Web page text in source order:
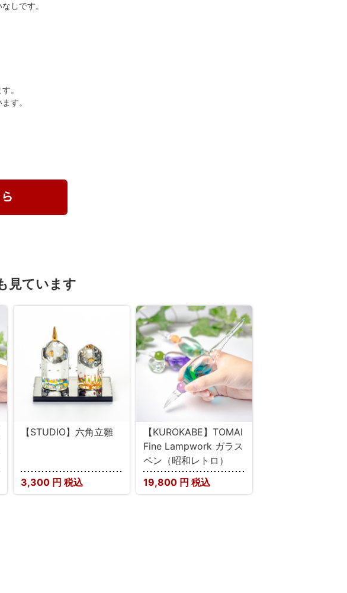
しです。
。
す。
見ています
【STUDIO】六角立雛
3,300 円 税込
【KUROKABE】TOMAI
Fine Lampwork ガラス
ペン（昭和レトロ）
19,800 円 税込